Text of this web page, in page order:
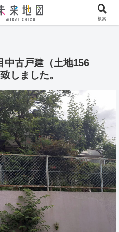
中古戸建（土地156
しました。
検索